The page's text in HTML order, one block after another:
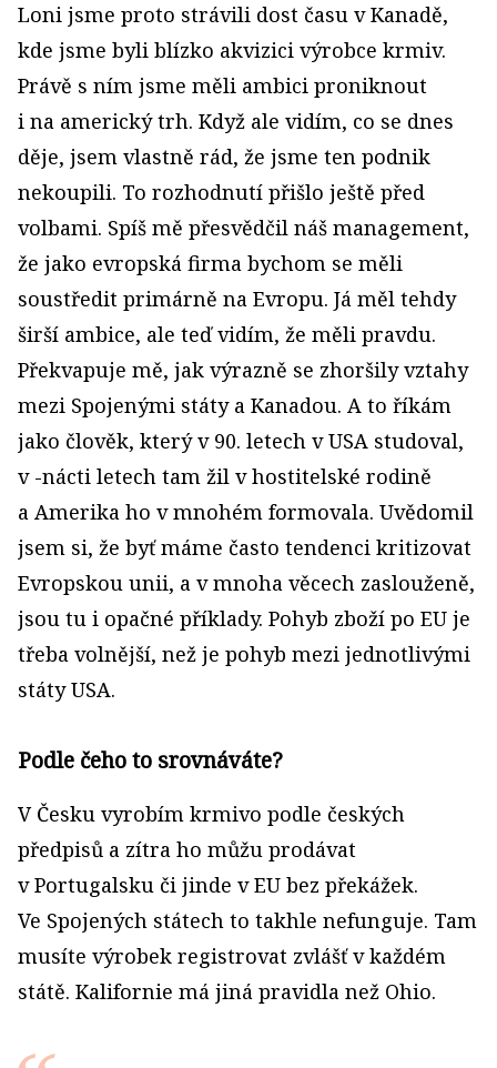
Loni jsme proto strávili dost času v Kanadě,
kde jsme byli blízko akvizici výrobce krmiv.
Právě s ním jsme měli ambici proniknout
i na americký trh. Když ale vidím, co se dnes
děje, jsem vlastně rád, že jsme ten podnik
nekoupili. To rozhodnutí přišlo ještě před
volbami. Spíš mě přesvědčil náš management,
že jako evropská firma bychom se měli
soustředit primárně na Evropu. Já měl tehdy
širší ambice, ale teď vidím, že měli pravdu.
Překvapuje mě, jak výrazně se zhoršily vztahy
mezi Spojenými státy a Kanadou. A to říkám
jako člověk, který v 90. letech v USA studoval,
v -nácti letech tam žil v hostitelské rodině
a Amerika ho v mnohém formovala. Uvědomil
jsem si, že byť máme často tendenci kritizovat
Evropskou unii, a v mnoha věcech zaslouženě,
jsou tu i opačné příklady. Pohyb zboží po EU je
třeba volnější, než je pohyb mezi jednotlivými
státy USA.
Podle čeho to srovnáváte?
V Česku vyrobím krmivo podle českých
předpisů a zítra ho můžu prodávat
v Portugalsku či jinde v EU bez překážek.
Ve Spojených státech to takhle nefunguje. Tam
musíte výrobek registrovat zvlášť v každém
státě. Kalifornie má jiná pravidla než Ohio.